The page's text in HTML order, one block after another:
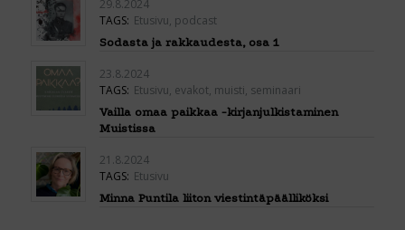
29.8.2024
TAGS: Etusivu, podcast
Sodasta ja rakkaudesta, osa 1
23.8.2024
TAGS: Etusivu, evakot, muisti, seminaari
Vailla omaa paikkaa -kirjanjulkistaminen
Muistissa
21.8.2024
TAGS: Etusivu
Minna Puntila liiton viestintäpäälliköksi